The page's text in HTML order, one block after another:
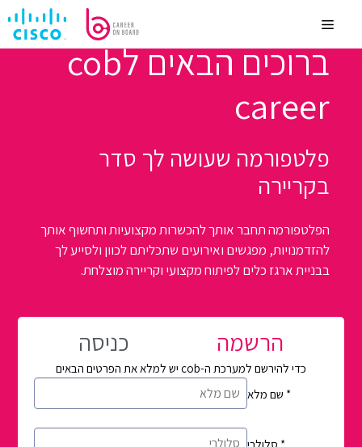
לתוכןMenu
ברוכים הבאים לcob
career
פלטפורמה שעושה לך סדר
בקריירה
הפלטפורמה תחבר אותך להכשרות מקצועיות ותחשוף אותך
להזדמנויות, מפגשים ואירועים שתכליתם לכוון ולסייע לך
בבניית ארגז כלים לפיתוח מקצועי וקריירה מוצלחת.
הרשמה כניסה
כדי להירשם למערכת ה-cob יש למלא את הפרטים הבאים
*
*